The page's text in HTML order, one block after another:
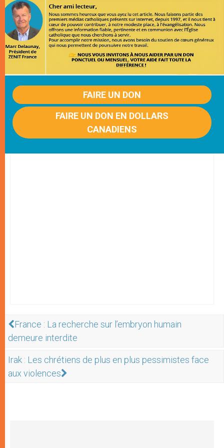
FAIRE UN DON
FAIRE UN DON EN DOLLARS
CANADIENS
France : La recherche sur l’embryon humain
demeure interdite
Irak : Les chrétiens de plus en plus pessimistes face
aux violences